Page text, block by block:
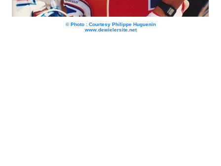
© Photo : Courtesy Philippe Huguenin
www.dewielersite.net